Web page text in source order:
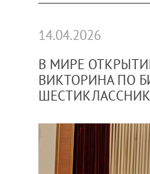
В МИРЕ
ВИКТОРИНА ПО
14.04.2026